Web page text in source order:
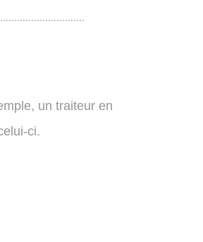
un traiteur en
ci.